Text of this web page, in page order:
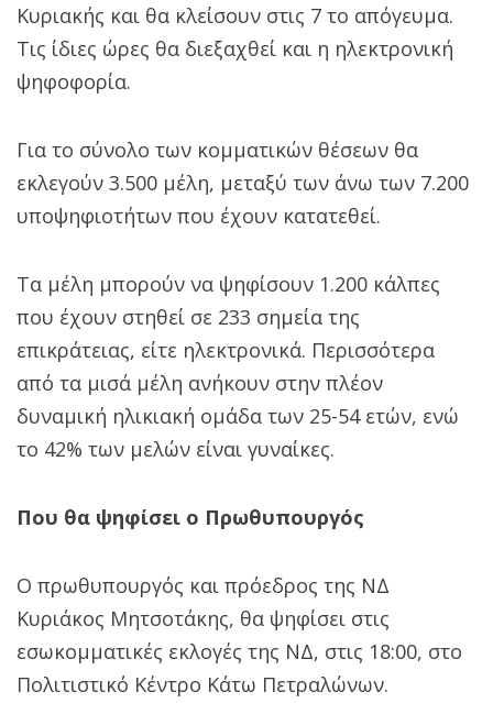
Κυριακής και θα κλείσουν στις 7 το απόγευμα.
Τις ίδιες ώρες θα διεξαχθεί και η ηλεκτρονική
ψηφοφορία.
Για το σύνολο των κομματικών θέσεων θα
εκλεγούν 3.500 μέλη, μεταξύ των άνω των 7.200
υποψηφιοτήτων που έχουν κατατεθεί.
Τα μέλη μπορούν να ψηφίσουν 1.200 κάλπες
που έχουν στηθεί σε 233 σημεία της
επικράτειας, είτε ηλεκτρονικά. Περισσότερα
από τα μισά μέλη ανήκουν στην πλέον
δυναμική ηλικιακή ομάδα των 25-54 ετών, ενώ
το 42% των μελών είναι γυναίκες.
Που θα ψηφίσει ο Πρωθυπουργός
Ο πρωθυπουργός και πρόεδρος της ΝΔ
Κυριάκος Μητσοτάκης, θα ψηφίσει στις
εσωκομματικές εκλογές της ΝΔ, στις 18:00, στο
Πολιτιστικό Κέντρο Κάτω Πετραλώνων.